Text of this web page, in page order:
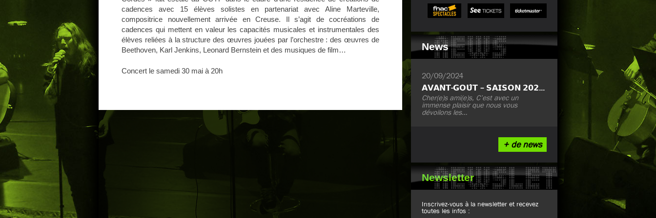
cadences avec 15 élèves solistes en partenariat avec Aline Marteville,
compositrice nouvellement arrivée en Creuse. Il s’agit de cocréations de
cadences qui mettent en valeur les capacités musicales et instrumentales des
élèves reliées à la structure des œuvres jouées par l’orchestre : des œuvres de
Beethoven, Karl Jenkins, Leonard Bernstein et des musiques de film…
Concert le samedi 30 mai à 20h
News
NEWS
20/09/2024
𝗔𝗩𝗔𝗡𝗧-𝗚𝗢𝗨̂𝗧 – 𝗦𝗔𝗜𝗦𝗢𝗡 𝟮𝟬𝟮𝟲-𝟮𝟳
Cher(e)s ami(e)s, C’est avec un
immense plaisir que nous vous
dévoilons les…
+ de news
Newsletter
NEWSLETTER
Inscrivez-vous à la newsletter et recevez
toutes les infos :